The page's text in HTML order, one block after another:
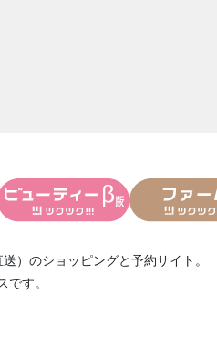
） のショッピングと予約サイト。
です。